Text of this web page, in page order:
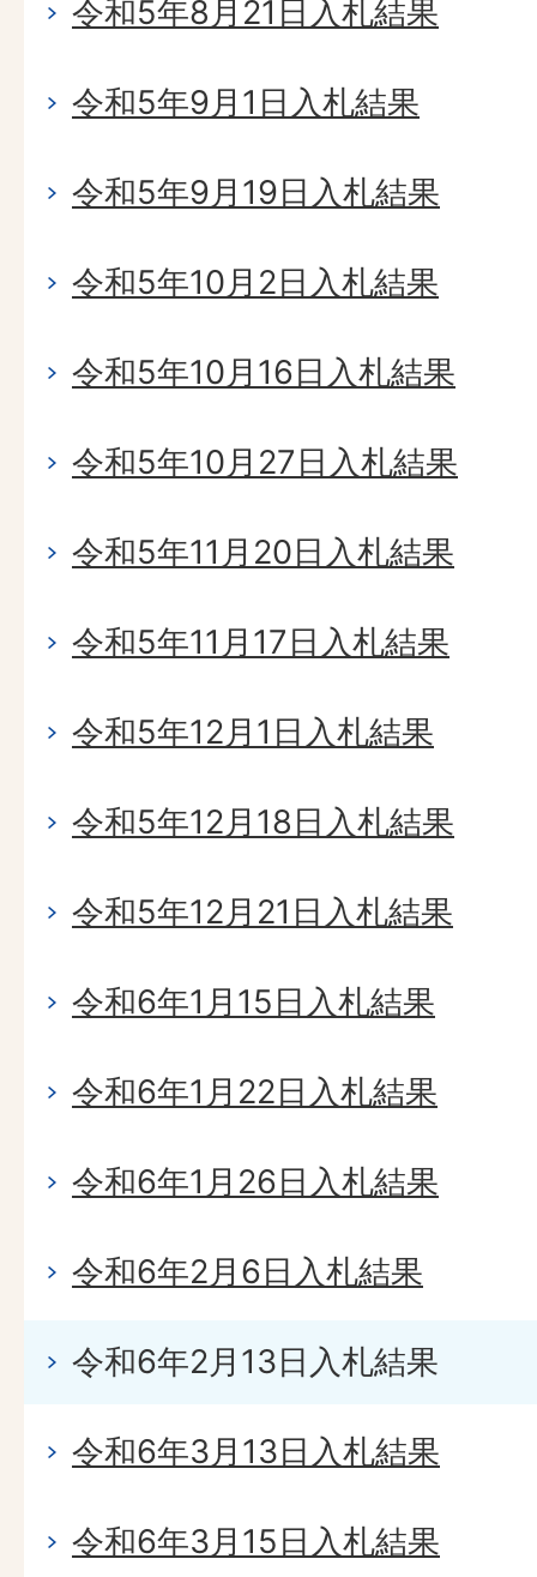
令和5年8月21日入札結果
令和5年9月1日入札結果
令和5年9月19日入札結果
令和5年10月2日入札結果
令和5年10月16日入札結果
令和5年10月27日入札結果
令和5年11月20日入札結果
令和5年11月17日入札結果
令和5年12月1日入札結果
令和5年12月18日入札結果
令和5年12月21日入札結果
令和6年1月15日入札結果
令和6年1月22日入札結果
令和6年1月26日入札結果
令和6年2月6日入札結果
令和6年2月13日入札結果
令和6年3月13日入札結果
令和6年3月15日入札結果